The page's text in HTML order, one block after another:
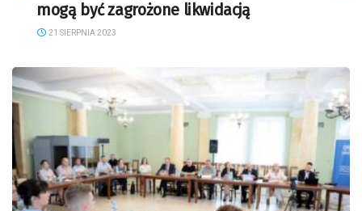
mogą być zagrożone likwidacją
21 SIERPNIA 2023